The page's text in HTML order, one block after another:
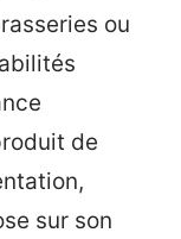
ou
de
sur son